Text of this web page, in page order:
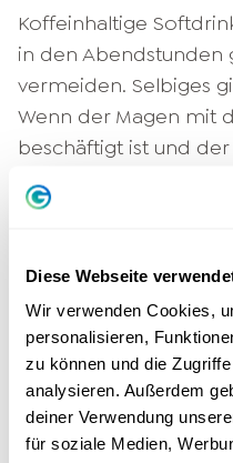
Diese Webseite
Wir verwenden Cookies,
personalisieren,
zu können und die
analysieren. Außerdem
deiner Verwendung
für soziale Medien,
Koffeinhaltige
in den Abendstunden
vermeiden. Selbiges
Wenn der Magen mit
beschäftigt ist und
drückt, findest du
Schlafzimmer
Eigentlich warst du
wolltest schlafen,
kurz zum Handy
versiehst – noch fast
gesurft. Jetzt bist du